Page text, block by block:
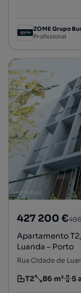
ZOME Grupo
Profissional
427 200 €
Apartamento
Luanda – Porto
Tipologia
T2
Preço por metro
86 m²
Andar 5